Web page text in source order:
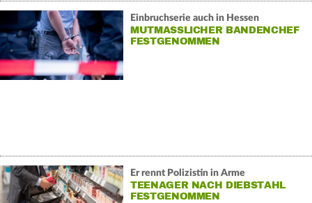
Einbruchserie auch in Hessen
MUTMASSLICHER BANDENCHEF F
ESTGENOMMEN
Er rennt Polizistin in Arme
TEENAGER NACH DIEBSTAHL
FESTGENOMMEN